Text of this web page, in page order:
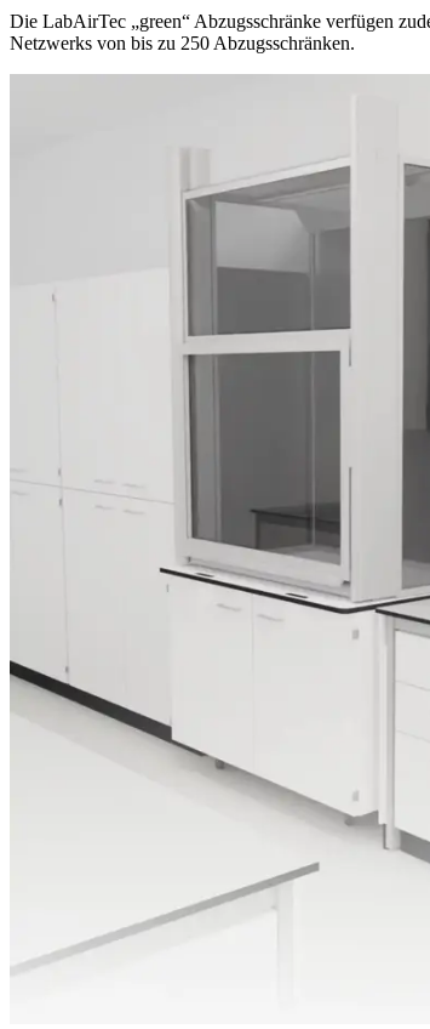
Die LabAirTec „green“ Abzugsschränke verfügen
Netzwerks von bis zu 250 Abzugsschränken.